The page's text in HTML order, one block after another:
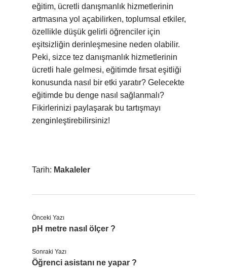
eğitim, ücretli danışmanlık hizmetlerinin
artmasına yol açabilirken, toplumsal etkiler,
özellikle düşük gelirli öğrenciler için
eşitsizliğin derinleşmesine neden olabilir.
Peki, sizce tez danışmanlık hizmetlerinin
ücretli hale gelmesi, eğitimde fırsat eşitliği
konusunda nasıl bir etki yaratır? Gelecekte
eğitimde bu denge nasıl sağlanmalı?
Fikirlerinizi paylaşarak bu tartışmayı
zenginleştirebilirsiniz!
Tarih: Makaleler
Önceki Yazı
pH metre nasıl ölçer ?
Sonraki Yazı
Öğrenci asistanı ne yapar ?